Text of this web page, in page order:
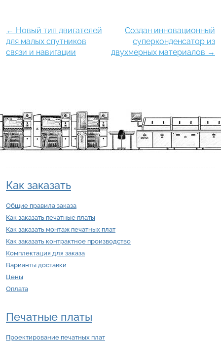
← Новый тип двигателей
для малых спутников
связи и навигации
Создан инновационный
суперконденсатор из
двухмерных материалов →
Как заказать
Общие правила заказа
Как заказать печатные платы
Как заказать монтаж печатных плат
Как заказать контрактное производство
Комплектация для заказа
Варианты доставки
Цены
Оплата
Печатные платы
Проектирование печатных плат